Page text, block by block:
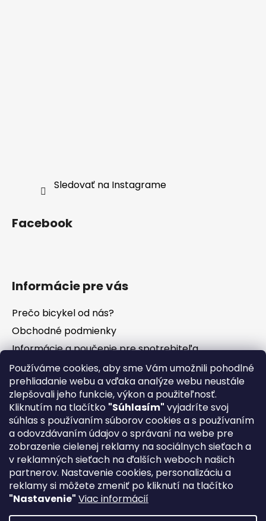
Používáme cookies, aby sme Vám umožnili pohodlné
prehliadanie webu a vďaka analýze webu neustále
zlepšovali jeho funkcie, výkon a použiteľnosť.
Kliknutím na tlačítko "Súhlasím" vyjadríte svoj
súhlas s používaním súborov cookies a s používaním
a odovzdávaním údajov o správaní na webe pre
zobrazenie cielenej reklamy na sociálnych sieťach a
v reklamných sieťach na ďalších weboch našich
partnerov. Nastavenie cookies, personalizáciu a
reklamy si môžete zmeniť po kliknutí na tlačítko
"Nastavenie" Viac informácií
Sledovať na Instagrame
Facebook
Informácie pre vás
Prečo bicykel od nás?
Obchodné podmienky
Informácie a poučenie pre spotrebiteľa
Vrátenie tovaru - odstúpenie od zmluvy
Ochrana osobných údajov
Súbory cookies
Formuláre na stiahnutie
Reklamačný poriadok
Napíšte nám
Kontakty
Servis